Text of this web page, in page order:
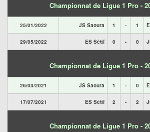
Championnat de Ligue 1 Pro -
25/01/2022 JS Saoura 1 - 1
29/05/2022 ES Sétif 0 - 0
Championnat de Ligue 1 Pro -
26/03/2021 JS Saoura 1 - 0
17/07/2021 ES Sétif 2 - 2
Championnat de Ligue 1 Pro -